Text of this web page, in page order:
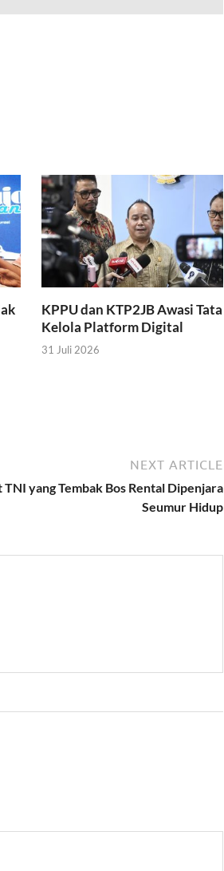
KPPU dan KTP2JB Awasi Tata
Kelola Platform Digital
31 Juli 2026
NEXT ARTICLE
yang Tembak Bos Rental Dipenjara
Seumur Hidup